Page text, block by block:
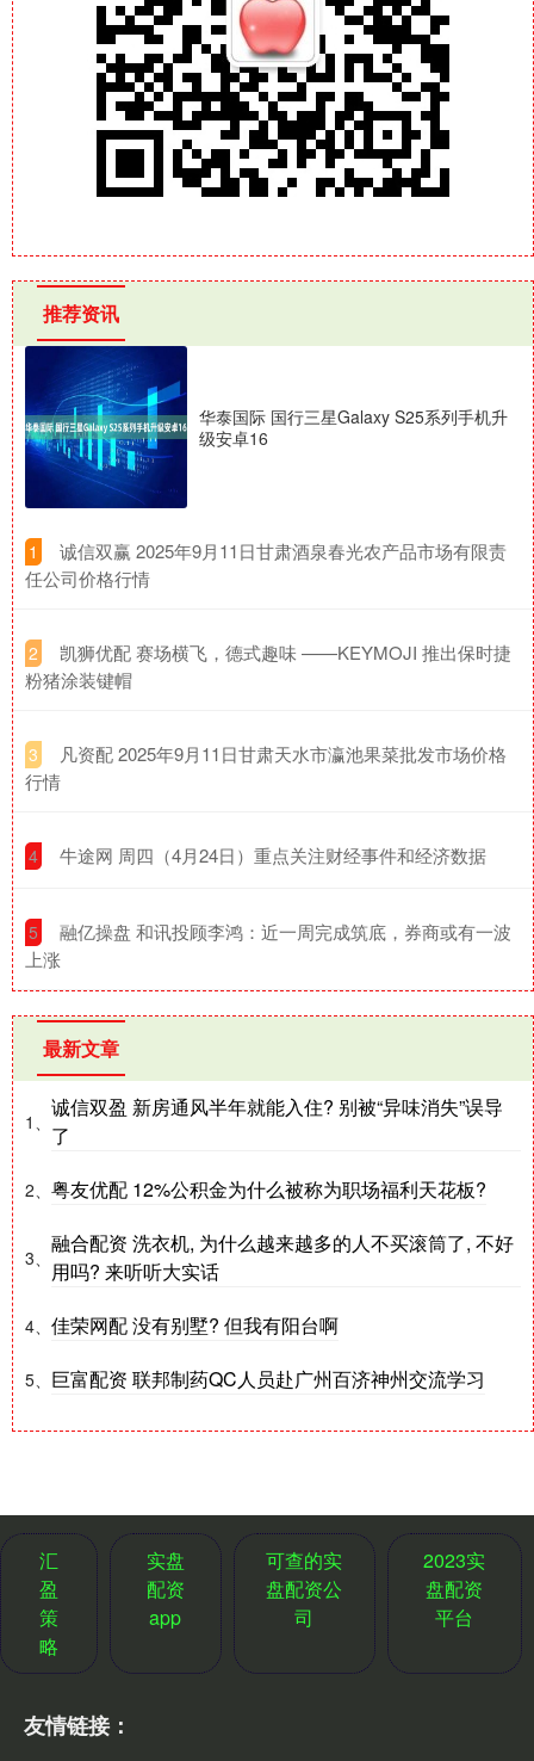
推荐资讯
华泰国际 国行三星Galaxy S25系列手机升
级安卓16
1
​诚信双赢 2025年9月11日甘肃酒泉春光农产品市场有限责
任公司价格行情
2
​凯狮优配 赛场横飞，德式趣味 ——KEYMOJI 推出保时捷
粉猪涂装键帽
3
​凡资配 2025年9月11日甘肃天水市瀛池果菜批发市场价格
行情
4 ​牛途网 周四（4月24日）重点关注财经事件和经济数据
5
​融亿操盘 和讯投顾李鸿：近一周完成筑底，券商或有一波
上涨
最新文章
1、
诚信双盈 新房通风半年就能入住? 别被“异味消失”误导
了
2、 粤友优配 12%公积金为什么被称为职场福利天花板?
3、
融合配资 洗衣机, 为什么越来越多的人不买滚筒了, 不好
用吗? 来听听大实话
4、 佳荣网配 没有别墅? 但我有阳台啊
5、 巨富配资 联邦制药QC人员赴广州百济神州交流学习
汇
盈
策
略
实盘
配资
app
可查的实
盘配资公
司
2023实
盘配资
平台
友情链接：